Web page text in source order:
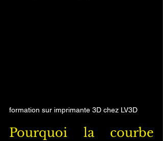
formation sur imprimante 3D chez LV3D
Pourquoi la courbe